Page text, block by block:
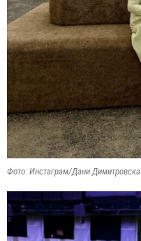
Фото: Инстаграм/Дани Димитровска